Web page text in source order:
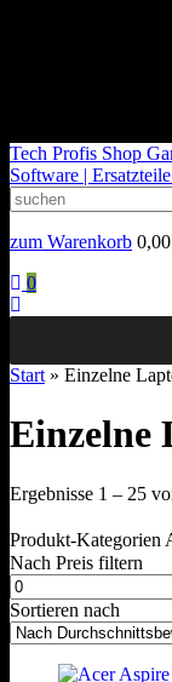
Tech Profis Shop
Software | Ersatzteile
zum Warenkorb 0,00
0
Start » Einzelne
Einzelne
Ergebnisse 1 – 25
Produkt-Kategorien
Nach Preis filtern
Min.
Preis
Sortieren nach